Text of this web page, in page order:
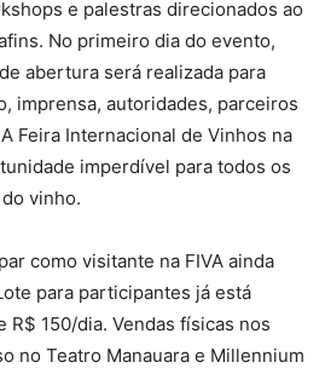
e palestras direcionados ao
No primeiro dia do evento,
abertura será realizada para
imprensa, autoridades, parceiros
Feira Internacional de Vinhos na
imperdível para todos os
vinho.
como visitante na FIVA ainda
para participantes já está
R$ 150/dia. Vendas físicas nos
no Teatro Manauara e Millennium